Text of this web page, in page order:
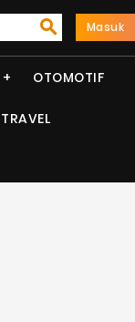
Masuk
OTOMOTIF
TRAVEL